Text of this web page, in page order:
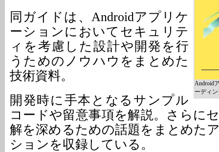
Android
ーディ
同ガイドは、Androidアプリケ
ーションにおいてセキュリテ
ィを考慮した設計や開発を行
うためのノウハウをまとめた
技術資料。
開発時に手本となるサンプル
コードや留意事項を解説。さらに
解を深めるための話題をまとめた
ションを収録している。